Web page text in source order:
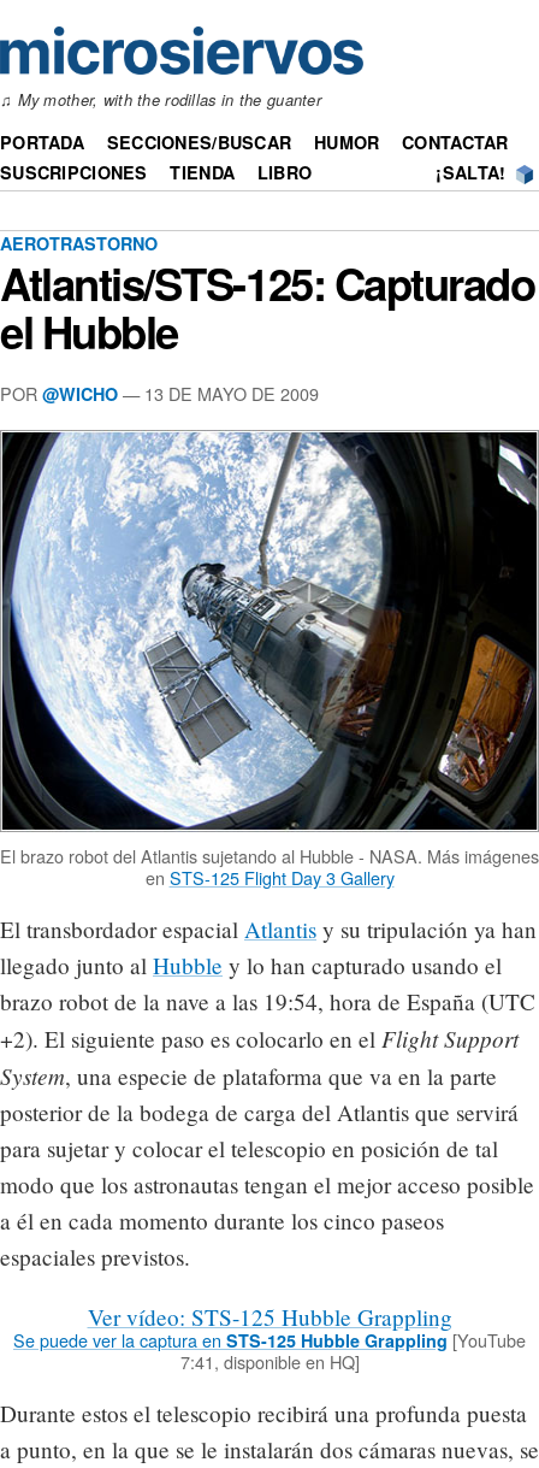
♫ My mother, with the rodillas in the guanter
PORTADA SECCIONES/BUSCAR HUMOR
CONTACTAR
SUSCRIPCIONES
TIENDA LIBRO ¡SALTA!
AEROTRASTORNO
Atlantis/STS-125: Capturado
el Hubble
POR @WICHO — 13 DE MAYO DE 2009
El brazo robot del Atlantis sujetando al Hubble - NASA. Más imágenes
en STS-125 Flight Day 3 Gallery
El transbordador espacial Atlantis y su tripulación ya han
llegado junto al Hubble y lo han capturado usando el
brazo robot de la nave a las 19:54, hora de España (UTC
+2). El siguiente paso es colocarlo en el Flight Support
System, una especie de plataforma que va en la parte
posterior de la bodega de carga del Atlantis que servirá
para sujetar y colocar el telescopio en posición de tal
modo que los astronautas tengan el mejor acceso posible
a él en cada momento durante los cinco paseos
espaciales previstos.
Ver vídeo: STS-125 Hubble Grappling
Se puede ver la captura en STS-125 Hubble Grappling[YouTube
7:41, disponible en HQ]
Durante estos el telescopio recibirá una profunda puesta
a punto, en la que se le instalarán dos cámaras nuevas, se